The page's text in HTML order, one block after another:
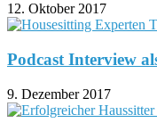
12. Oktober 2017
Podcast Interview
9. Dezember 2017